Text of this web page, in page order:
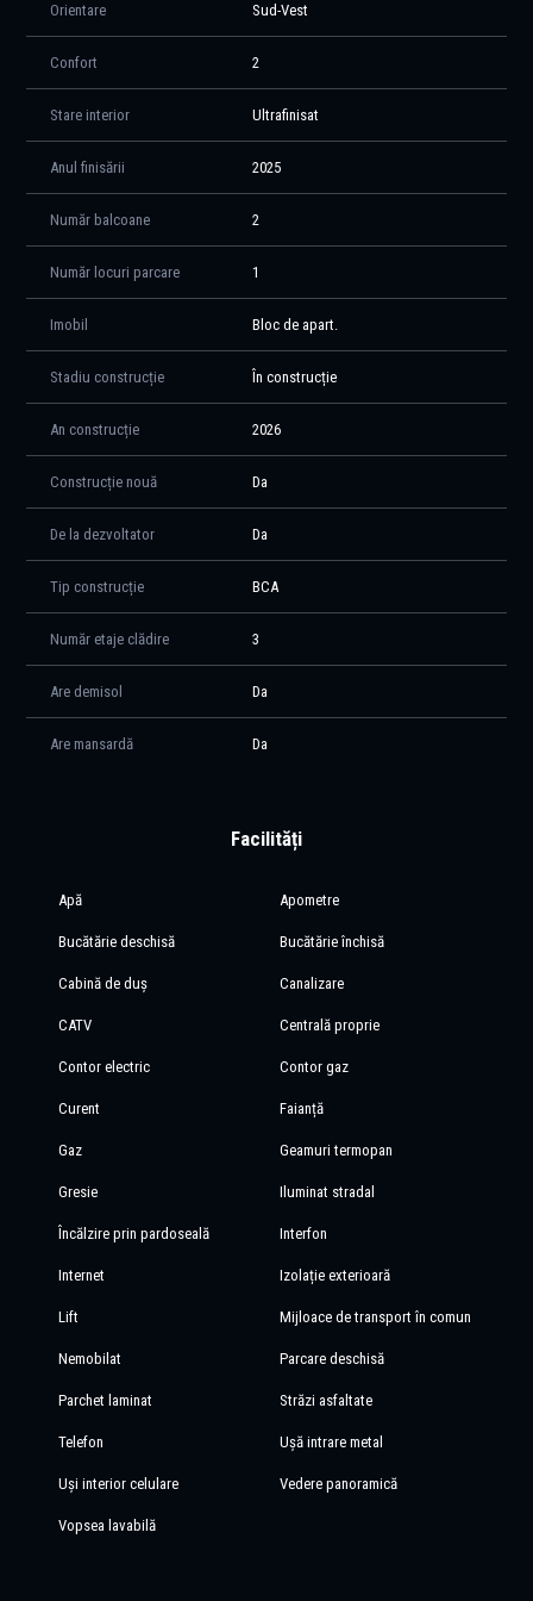
Orientare Sud-Vest
Confort 2
Stare interior Ultrafinisat
Anul finisării 2025
Număr balcoane 2
Număr locuri parcare 1
Imobil Bloc de apart.
Stadiu construcție În construcție
An construcție 2026
Construcție nouă Da
De la dezvoltator Da
Tip construcție BCA
Număr etaje clădire 3
Are demisol Da
Are mansardă Da
Facilități
Apă Apometre
Bucătărie deschisă Bucătărie închisă
Cabină de duș Canalizare
CATV Centrală proprie
Contor electric Contor gaz
Curent Faianță
Gaz Geamuri termopan
Gresie Iluminat stradal
Încălzire prin pardoseală Interfon
Internet Izolație exterioară
Lift Mijloace de transport în comun
Nemobilat Parcare deschisă
Parchet laminat Străzi asfaltate
Telefon Ușă intrare metal
Uși interior celulare Vedere panoramică
Vopsea lavabilă